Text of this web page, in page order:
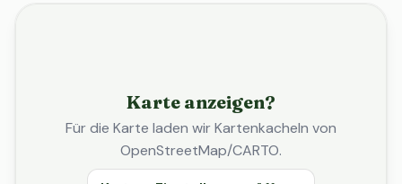
Karte anzeigen?
Für die Karte laden wir Kartenkacheln von
OpenStreetMap/CARTO.